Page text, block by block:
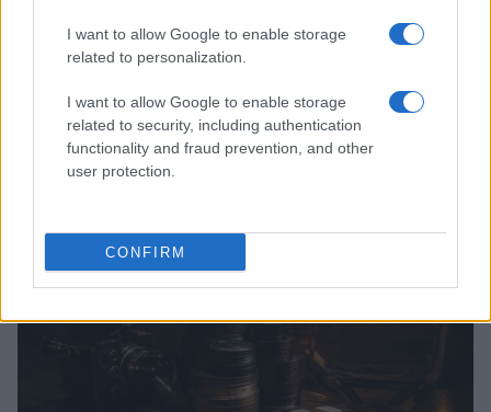
I want to allow Google to enable storage
related to personalization.
I want to allow Google to enable storage
related to security, including authentication
functionality and fraud prevention, and other
user protection.
CONFIRM
Malescomics 2026: eventi, ospiti e attività in Valle
Vigezzo